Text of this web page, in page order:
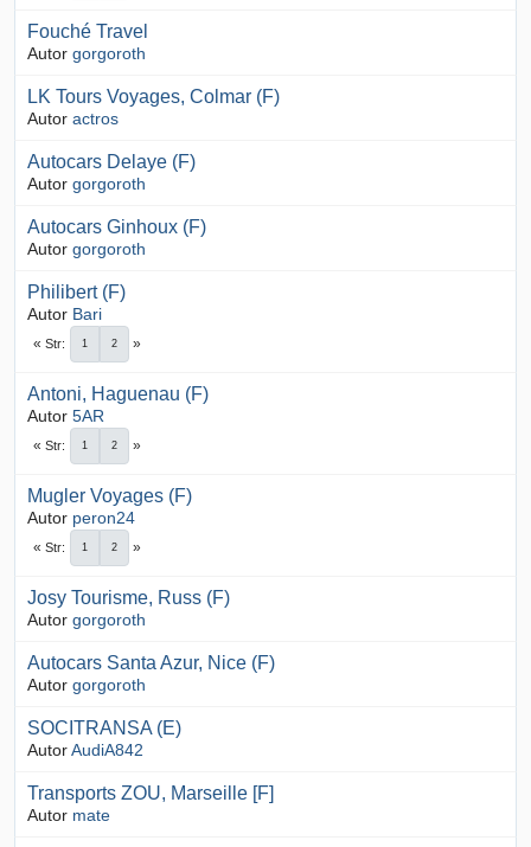
Fouché Travel
Autor gorgoroth
LK Tours Voyages, Colmar (F)
Autor actros
Autocars Delaye (F)
Autor gorgoroth
Autocars Ginhoux (F)
Autor gorgoroth
Philibert (F)
Autor Bari
Str 1 2
Antoni, Haguenau (F)
Autor 5AR
Str 1 2
Mugler Voyages (F)
Autor peron24
Str 1 2
Josy Tourisme, Russ (F)
Autor gorgoroth
Autocars Santa Azur, Nice (F)
Autor gorgoroth
SOCITRANSA (E)
AutorAudiA842
Transports ZOU, Marseille [F]
Autor mate